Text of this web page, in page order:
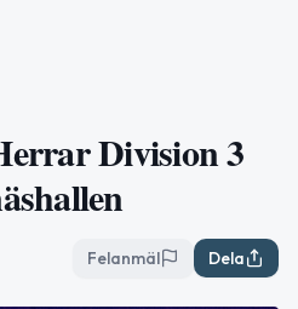
Division 3
Felanmäl Dela